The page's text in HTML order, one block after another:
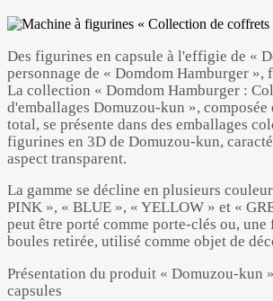
Des figurines en capsule à l'effigie de «
personnage de « Domdom Hamburger
La collection « Domdom Hamburger :
d'emballages Domuzou-kun », composée
total, se présente dans des emballages
figurines en 3D de Domuzou-kun,
aspect transparent.
La gamme se décline en plusieurs
PINK », « BLUE », « YELLOW » et «
peut être porté comme porte-clés ou, une
boules retirée, utilisé comme objet de
Présentation du produit « Domuzou-kun
capsules